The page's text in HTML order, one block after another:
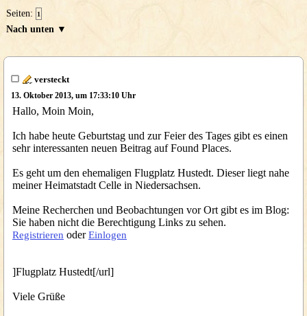
Seiten: 1
Nach unten ▼
versteckt
13. Oktober 2013, um 17:33:10 Uhr
Hallo, Moin Moin,
Ich habe heute Geburtstag und zur Feier des Tages gibt es einen
sehr interessanten neuen Beitrag auf Found Places.
Es geht um den ehemaligen Flugplatz Hustedt. Dieser liegt nahe
meiner Heimatstadt Celle in Niedersachsen.
Meine Recherchen und Beobachtungen vor Ort gibt es im Blog:
Sie haben nicht die Berechtigung Links zu sehen.
Registrieren oderEinlogen
]Flugplatz Hustedt[/url]
Viele Grüße